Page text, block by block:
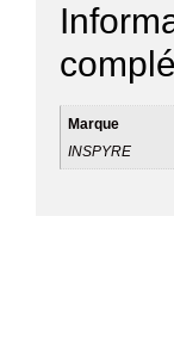
Marque
INSPYRE